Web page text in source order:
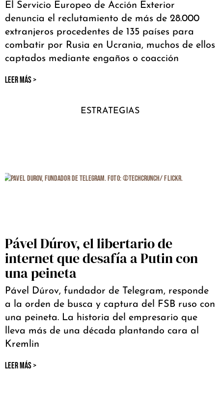
El Servicio Europeo de Acción Exterior
denuncia el reclutamiento de más de 28.000
extranjeros procedentes de 135 países para
combatir por Rusia en Ucrania, muchos de ellos
captados mediante engaños o coacción
LEER MÁS >
ESTRATEGIAS
Pável Dúrov, el libertario de
internet que desafía a Putin con
una peineta
Pável Dúrov, fundador de Telegram, responde
a la orden de busca y captura del FSB ruso con
una peineta. La historia del empresario que
lleva más de una década plantando cara al
Kremlin
LEER MÁS >